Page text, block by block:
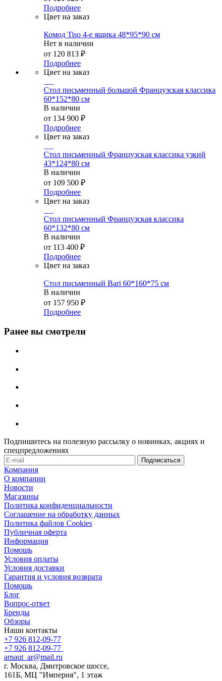
Подробнее
Цвет на заказ
Комод Tiso 4-е ящика 48*95*90 см
Нет в наличии
от 120 813 ₽
Подробнее
Цвет на заказ
Стол письменный большой Французская классика
60*152*80 см
В наличии
от 134 900 ₽
Подробнее
Цвет на заказ
Стол письменный Французская классика узкий
43*124*80 см
В наличии
от 109 500 ₽
Подробнее
Цвет на заказ
Стол письменный Французская классика
60*132*80 см
В наличии
от 113 400 ₽
Подробнее
Цвет на заказ
Стол письменный Bari 60*160*75 см
В наличии
от 157 950 ₽
Подробнее
Ранее вы смотрели
Подпишитесь на полезную рассылку о новинках, акциях и
спецпредложениях
Компания
О компании
Новости
Магазины
Политика конфиденциальности
Соглашение на обработку данных
Политика файлов Cookies
Публичная оферта
Информация
Помощь
Условия оплаты
Условия доставки
Гарантия и условия возврата
Помощь
Блог
Вопрос-ответ
Бренды
Обзоры
Наши контакты
+7 926 812-09-77
+7 926 812-09-77
arnaut_ar@mail.ru
г. Москва, Дмитровское шоссе,
161Б, МЦ "Империя", 1 этаж